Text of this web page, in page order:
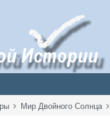
Мир Двойного Солнца